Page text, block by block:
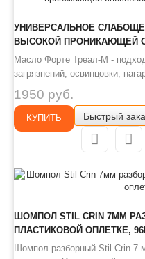
УНИВЕРСАЛЬНОЕ
ВЫСОКОЙ ПРОНИКАЮЩЕЙ
МЛ, 2996М
Масло Форте Треал-М -
загрязнений, освинцовки,
ржавчины, остатков смазки, а
качестве последнего этапа
1950 руб.
КУПИТЬ Быстрый
ШОМПОЛ STIL CRIN 7ММ
ПЛАСТИКОВОЙ ОПЛЕТКЕ,
Шомпол разборный Stil Crin 7